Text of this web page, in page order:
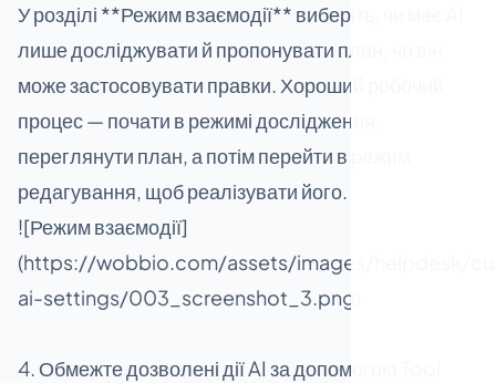
У розділі **Режим взаємодії** виберіть, чи має AI
лише досліджувати й пропонувати план, чи він
може застосовувати правки. Хороший робочий
процес — почати в режимі дослідження,
переглянути план, а потім перейти в режим
редагування, щоб реалізувати його.
![Режим взаємодії]
(https://wobbio.com/assets/images/helpdesk/
ai-settings/003_screenshot_3.png)
4. Обмежте дозволені дії AI за допомогою Tool